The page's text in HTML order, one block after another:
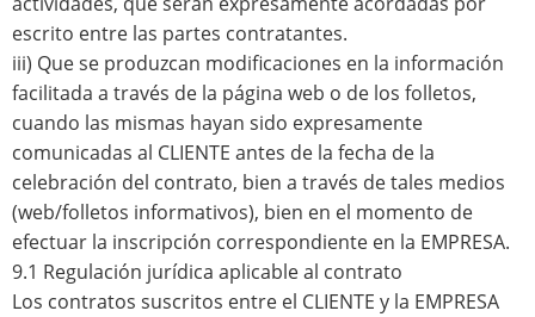
escrito entre las partes contratantes.
iii) Que se produzcan modificaciones en la información
facilitada a través de la página web o de los folletos,
cuando las mismas hayan sido expresamente
comunicadas al CLIENTE antes de la fecha de la
celebración del contrato, bien a través de tales medios
(web/folletos informativos), bien en el momento de
efectuar la inscripción correspondiente en la EMPRESA.
9.1 Regulación jurídica aplicable al contrato
Los contratos suscritos entre el CLIENTE y la EMPRESA